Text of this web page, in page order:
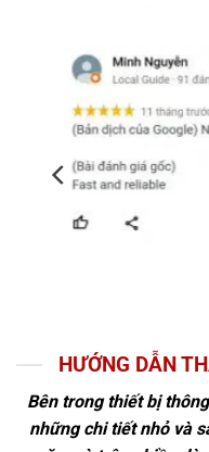
HƯỚNG DẪN
Bên trong thiết bị
những chi tiết nhỏ và